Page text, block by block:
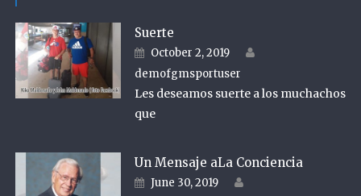
Suerte
Posted on
October 2, 2019
demofgmsportuser
Les deseamos suerte a los muchachos
que
Un Mensaje aLa Conciencia
Posted on
June 30, 2019